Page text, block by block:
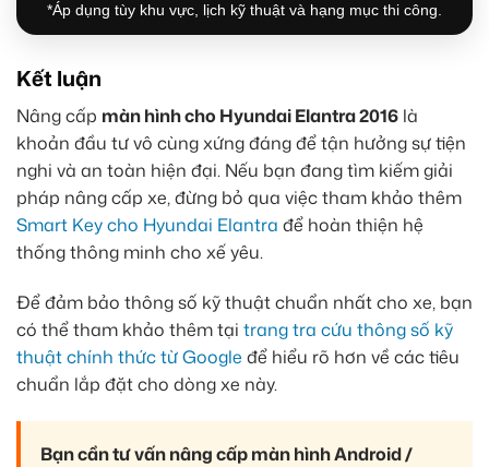
*Áp dụng tùy khu vực, lịch kỹ thuật và hạng mục thi công.
Kết luận
Nâng cấp màn hình cho Hyundai Elantra 2016 là
khoản đầu tư vô cùng xứng đáng để tận hưởng sự tiện
nghi và an toàn hiện đại. Nếu bạn đang tìm kiếm giải
pháp nâng cấp xe, đừng bỏ qua việc tham khảo thêm
Smart Key cho Hyundai Elantra để hoàn thiện hệ
thống thông minh cho xế yêu.
Để đảm bảo thông số kỹ thuật chuẩn nhất cho xe, bạn
có thể tham khảo thêm tại trang tra cứu thông số kỹ
thuật chính thức từ Google để hiểu rõ hơn về các tiêu
chuẩn lắp đặt cho dòng xe này.
Bạn cần tư vấn nâng cấp màn hình Android /